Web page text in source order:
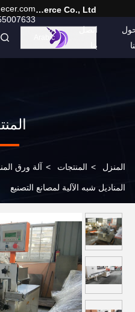
Hefei Purple Horn E-Commerce Co., Ltd.
اتصل
بنا
Arabic
المنزل > المنتجات > آلة ورق
المناديل شبه الآلية لمصانع التصنيع